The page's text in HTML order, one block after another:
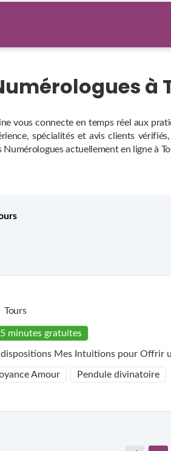
vous connecte en temps réel aux
spécialités et avis clients
actuellement en ligne à
Tours
5 minutes gratuites
Amour Pendule divinatoire